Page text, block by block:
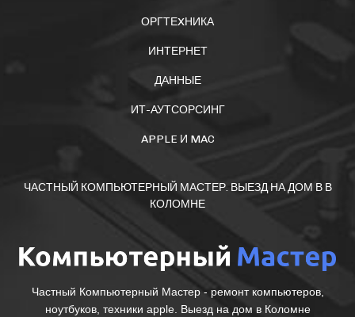
ОРГТЕXНИКА
ИНТЕРНЕТ
ДАННЫЕ
ИТ-АУТСОРСИНГ
APPLE И MAC
ЧАСТНЫЙ КОМПЬЮТЕРНЫЙ МАСТЕР. ВЫЕЗД НА ДОМ В В
КОЛОМНЕ
Частный Компьютерный Мастер - ремонт компьютеров,
ноутбуков, техники apple. Выезд на дом в Коломне